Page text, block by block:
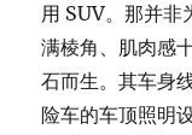
用 SUV。那并非
满棱角、肌肉感
石而生。其车身
险车的车顶照明